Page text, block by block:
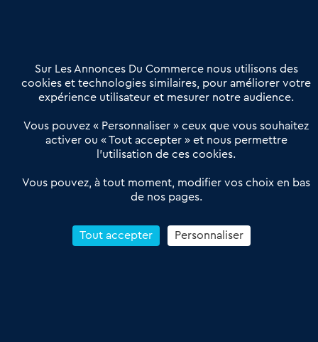
Offres Pro
Actualités
Qui sommes nous ?
Derniers articles
Réseau 3C : un partenaire national dédié aux transactions
Petitscommerces : Un partenariat au service du commerce de
proximité et des territoires
Reprendre un Restaurant Rapide
Sur Les Annonces Du Commerce nous utilisons des
cookies et technologies similaires, pour améliorer votre
expérience utilisateur et mesurer notre audience.
Vous pouvez « Personnaliser » ceux que vous souhaitez
activer ou « Tout accepter » et nous permettre
l’utilisation de ces cookies.
Vous pouvez, à tout moment, modifier vos choix en bas
de nos pages.
Tout accepter Personnaliser